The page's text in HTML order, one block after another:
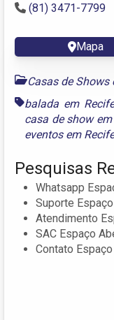
(81) 3471-7799
Mapa
Casas de Shows
balada em
casa de show
eventos em Recife
Pesquisas
Whatsapp
Suporte
Atendimento
SAC Espaço
Contato